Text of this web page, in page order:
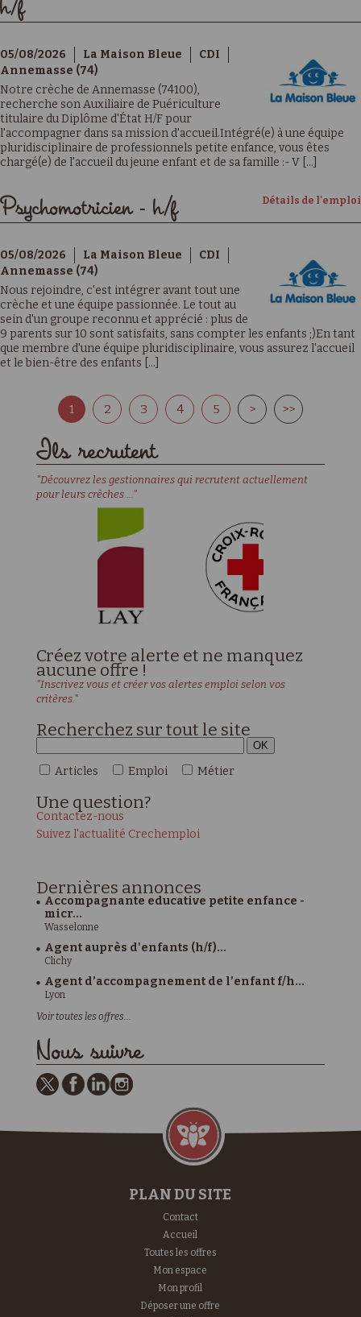
h/f
05/08/2026 La Maison Bleue
CDI
Annemasse (74)
Notre crèche de Annemasse (74100),
recherche son Auxiliaire de Puériculture
titulaire du Diplôme d'État H/F pour
l'accompagner dans sa mission d'accueil.Intégré(e) à une équipe
pluridisciplinaire de professionnels petite enfance, vous êtes
chargé(e) de l'accueil du jeune enfant et de sa famille :- V [...]
Détails de l'emploi
Psychomotricien - h/f
05/08/2026 La Maison Bleue
CDI
Annemasse (74)
Nous rejoindre, c'est intégrer avant tout une
crèche et une équipe passionnée. Le tout au
sein d'un groupe reconnu et apprécié : plus de
9 parents sur 10 sont satisfaits, sans compter les enfants ;)En tant
que membre d'une équipe pluridisciplinaire, vous assurez l'accueil
et le bien-être des enfants [...]
1 2 3 4 5 > >>
Ils recrutent
"Découvrez les gestionnaires qui recrutent actuellement
pour leurs crèches ..."
Créez votre alerte et ne manquez
aucune offre !
"Inscrivez vous et créer vos alertes emploi selon vos
critères."
Recherchez sur tout le site
Articles Emploi Métier
Une question?
Contactez-nous
Suivez l'actualité Crechemploi
Dernières annonces
Accompagnante educative petite enfance -
micr...
Wasselonne
Agent auprès d'enfants (h/f)...
Clichy
Agent d’accompagnement de l’enfant f/h...
Lyon
Voir toutes les offres...
Nous suivre
PLAN DU SITE
Contact
Accueil
Toutes les offres
Mon espace
Mon profil
Déposer une offre